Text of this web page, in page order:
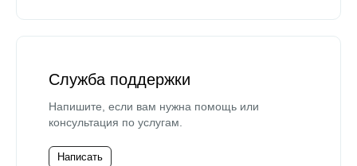
Служба поддержки
Напишите, если вам нужна помощь или
консультация по услугам.
Написать